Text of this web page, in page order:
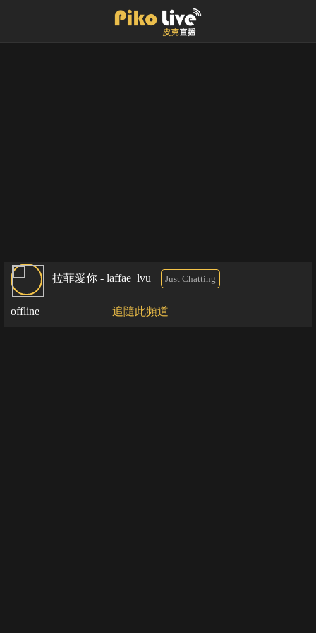
拉菲愛你 - laffae_lvu Just Chatting
offline 追隨此頻道